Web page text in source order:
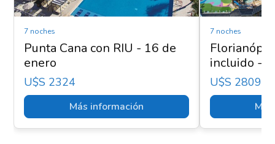
7 noches
Punta Cana con RIU - 16 de
enero
U$s 2324
Más información
7 noches
incluido -
U$s 2809